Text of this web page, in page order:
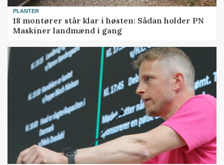
PLANTER
18 montører står klar i høsten: Sådan holder PN
Maskiner landmænd i gang